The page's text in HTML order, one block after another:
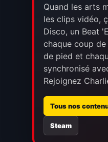
Quand les arts
les clips vidéo,
Disco, un Beat
chaque coup
de pied et
synchronisé
Rejoignez
Tous nos
Steam